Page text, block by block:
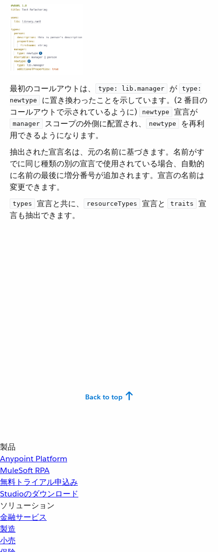
最初のコールアウトは、​ type: lib.manager ​ が ​
type:
newtype
​ に置き換わったことを示しています。(2 番目の
コールアウトで示されているように) ​
newtype ​ 宣言が ​
manager ​ スコープの外側に配置され、​ newtype
​ を再利
用できるようになります。
抽出された宣言名は、元の名前に基づきます。名前がす
でに同じ種類の別の宣言で使用されている場合、自動的
に名前の最後に増分番号が追加されます。宣言の名前は
変更できます。
types ​ 宣言と共に、​ resourceTypes ​ 宣言と ​ traits
​ 宣
言も抽出できます。
Back to top
製品
Anypoint Platform
MuleSoft RPA
無料トライアル申込み
Studioのダウンロード
ソリューション
金融サービス
製造
小売